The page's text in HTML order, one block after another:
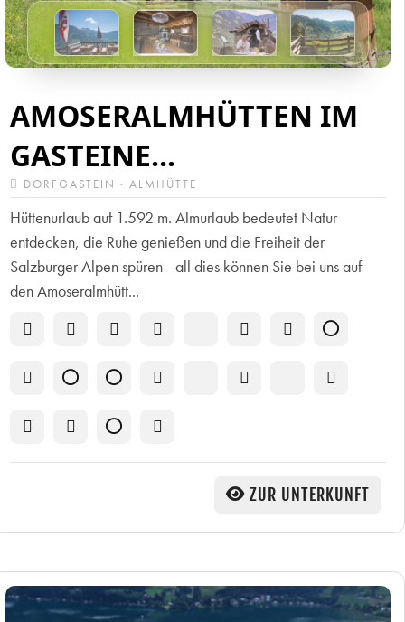
AMOSERALMHÜTTEN IM
GASTEINE...
DORFGASTEIN · ALMHÜTTE
Hüttenurlaub auf 1.592 m. Almurlaub bedeutet Natur
entdecken, die Ruhe genießen und die Freiheit der
Salzburger Alpen spüren - all dies können Sie bei uns auf
den Amoseralmhütt...
ZUR UNTERKUNFT